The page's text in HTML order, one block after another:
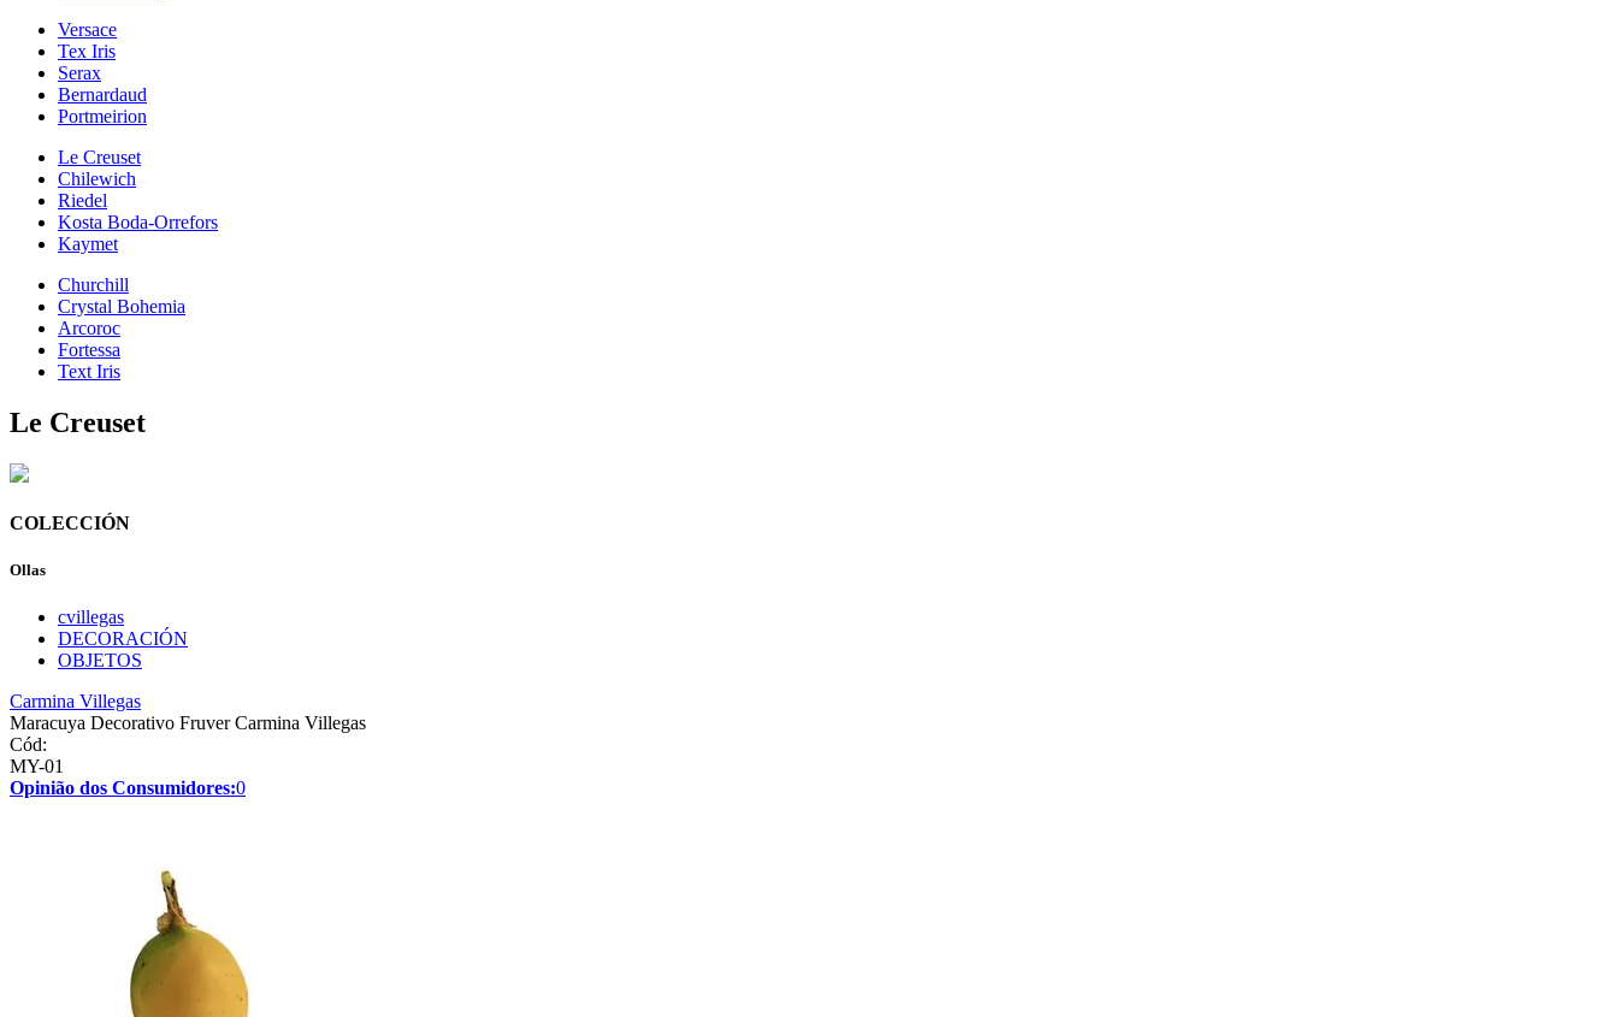
Versace
Tex Iris
Serax
Bernardaud
Portmeirion
Le Creuset
Chilewich
Riedel
Kosta Boda-Orrefors
Kaymet
Churchill
Crystal Bohemia
Arcoroc
Fortessa
Text Iris
Le Creuset
COLECCIÓN
Ollas
cvillegas
DECORACIÓN
OBJETOS
Carmina Villegas
Maracuya Decorativo Fruver Carmina Villegas
Cód:
MY-01
Opinião dos Consumidores:0